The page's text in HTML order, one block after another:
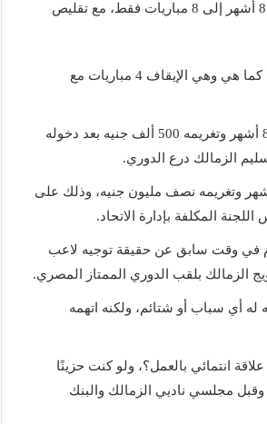
وقررت اللجنة تخفيض العقوبة الموقعة على اللاعب من 8 أشهر إلى 8 مباريات فقط، مع تقليص
كما قررت اللجنة الإبقاء على عقوبة اللاعب "حازم إمام" كما هي وهي الإيقاف 4 مباريات مع
وكان اتحاد الكرة قرر في وقت سابق إيقاف "شيكابالا" 8 أشهر وتغريمه 500 ألف جنيه بعد دخوله
الزمالك درع الدوري.
"الزمالك" بتظلم ضد عقوبة إيقاف "شيكابالا" 8 أشهر وتغريمه نصف مليون جنيه، وذلك على
المكلفة بإدارة الاتحاد.
في وقت سابق عن حقيقة توجيه لاعب
الزمالك بلقب الدوري الممتاز المصري.
له أي سباب أو شتائم، ولكنه اتهمه
انتمائي بالعمل؟، ولو كنت حزينًا
مجلسي ناديي الزمالك والبنك
ريمونتادا لم تكتمل.. إسبانيا تحرم ناشئات
مصر من نهائي مونديال اليد- فيديو